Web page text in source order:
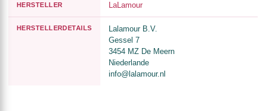
HERSTELLER LaLamour
HERSTELLERDETAILS
Lalamour B.V.
Gessel 7
3454 MZ De Meern
Niederlande
info@lalamour.nl